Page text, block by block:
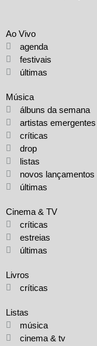
Ao Vivo
agenda
festivais
últimas
Música
álbuns da semana
artistas emergentes
críticas
drop
listas
novos lançamentos
últimas
Cinema & TV
críticas
estreias
últimas
Livros
críticas
Listas
música
cinema & tv